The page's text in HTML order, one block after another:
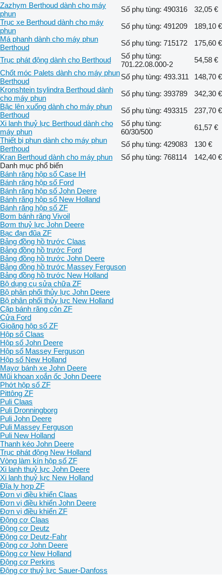
Zazhym Berthoud dành cho máy
phun
Số phụ tùng: 490316
32,05 €
Trục xe Berthoud dành cho máy
phun
Số phụ tùng: 491209
189,10 €
Má phanh dành cho máy phun
Berthoud
Số phụ tùng: 715172
175,60 €
Trục phát động dành cho Berthoud
Số phụ tùng:
701.22.08.000-2
54,58 €
Chốt móc Palets dành cho máy phun
Berthoud
Số phụ tùng: 493.311
148,70 €
Kronshtein tsylindra Berthoud dành
cho máy phun
Số phụ tùng: 393789
342,30 €
Bậc lên xuống dành cho máy phun
Berthoud
Số phụ tùng: 493315
237,70 €
Xi lanh thuỷ lực Berthoud dành cho
máy phun
Số phụ tùng:
60/30/500
61,57 €
Thiết bị phun dành cho máy phun
Berthoud
Số phụ tùng: 429083
130 €
Kran Berthoud dành cho máy phun
Số phụ tùng: 768114
142,40 €
Danh mục phổ biến
Bánh răng hộp số Case IH
Bánh răng hộp số Ford
Bánh răng hộp số John Deere
Bánh răng hộp số New Holland
Bánh răng hộp số ZF
Bơm bánh răng Vivoil
Bơm thuỷ lực John Deere
Bạc đạn đũa ZF
Bảng đồng hồ trước Claas
Bảng đồng hồ trước Ford
Bảng đồng hồ trước John Deere
Bảng đồng hồ trước Massey Ferguson
Bảng đồng hồ trước New Holland
Bộ dụng cụ sửa chữa ZF
Bộ phân phối thủy lực John Deere
Bộ phân phối thủy lực New Holland
Cặp bánh răng côn ZF
Cửa Ford
Gioăng hộp số ZF
Hộp số Claas
Hộp số John Deere
Hộp số Massey Ferguson
Hộp số New Holland
Mayơ bánh xe John Deere
Mũi khoan xoắn ốc John Deere
Phớt hộp số ZF
Pittông ZF
Puli Claas
Puli Dronningborg
Puli John Deere
Puli Massey Ferguson
Puli New Holland
Thanh kéo John Deere
Trục phát động New Holland
Vòng làm kín hộp số ZF
Xi lanh thuỷ lực John Deere
Xi lanh thuỷ lực New Holland
Đĩa ly hợp ZF
Đơn vị điều khiển Claas
Đơn vị điều khiển John Deere
Đơn vị điều khiển ZF
Động cơ Claas
Động cơ Deutz
Động cơ Deutz-Fahr
Động cơ John Deere
Động cơ New Holland
Động cơ Perkins
Động cơ thuỷ lực Sauer-Danfoss